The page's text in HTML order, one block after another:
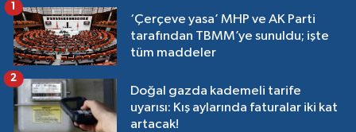
‘Çerçeve yasa’ MHP ve AK Parti
tarafından TBMM’ye sunuldu; işte
tüm maddeler
1
Doğal gazda kademeli tarife
uyarısı: Kış aylarında faturalar iki kat
artacak!
2